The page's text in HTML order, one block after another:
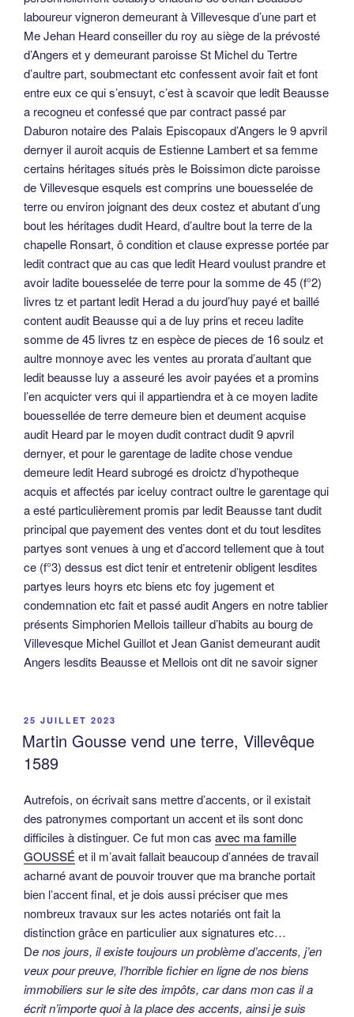
laboureur vigneron demeurant à Villevesque d’une part et
Me Jehan Heard conseiller du roy au siège de la prévosté
d’Angers et y demeurant paroisse St Michel du Tertre
d’aultre part, soubmectant etc confessent avoir fait et font
entre eux ce qui s’ensuyt, c’est à scavoir que ledit Beausse
a recogneu et confessé que par contract passé par
Daburon notaire des Palais Episcopaux d’Angers le 9 apvril
dernyer il auroit acquis de Estienne Lambert et sa femme
certains héritages situés près le Boissimon dicte paroisse
de Villevesque esquels est comprins une bouesselée de
terre ou environ joignant des deux costez et abutant d’ung
bout les héritages dudit Heard, d’aultre bout la terre de la
chapelle Ronsart, ô condition et clause expresse portée par
ledit contract que au cas que ledit Heard voulust prandre et
avoir ladite bouesselée de terre pour la somme de 45 (f°2)
livres tz et partant ledit Herad a du jourd’huy payé et baillé
content audit Beausse qui a de luy prins et receu ladite
somme de 45 livres tz en espèce de pieces de 16 soulz et
aultre monnoye avec les ventes au prorata d’aultant que
ledit beausse luy a asseuré les avoir payées et a promins
l’en acquicter vers qui il appartiendra et à ce moyen ladite
bouessellée de terre demeure bien et deument acquise
audit Heard par le moyen dudit contract dudit 9 apvril
dernyer, et pour le garentage de ladite chose vendue
demeure ledit Heard subrogé es droictz d’hypotheque
acquis et affectés par iceluy contract oultre le garentage qui
a esté particulièrement promis par ledit Beausse tant dudit
principal que payement des ventes dont et du tout lesdites
partyes sont venues à ung et d’accord tellement que à tout
ce (f°3) dessus est dict tenir et entretenir obligent lesdites
partyes leurs hoyrs etc biens etc foy jugement et
condemnation etc fait et passé audit Angers en notre tablier
présents Simphorien Mellois tailleur d’habits au bourg de
Villevesque Michel Guillot et Jean Ganist demeurant audit
Angers lesdits Beausse et Mellois ont dit ne savoir signer
PUBLIÉ
LE
25 JUILLET 2023
Martin Gousse vend une terre, Villevêque
1589
Autrefois, on écrivait sans mettre d’accents, or il existait
des patronymes comportant un accent et ils sont donc
difficiles à distinguer. Ce fut mon cas avec ma famille
GOUSSÉ et il m’avait fallait beaucoup d’années de travail
acharné avant de pouvoir trouver que ma branche portait
bien l’accent final, et je dois aussi préciser que mes
nombreux travaux sur les actes notariés ont fait la
distinction grâce en particulier aux signatures etc…
De nos jours, il existe toujours un problème d’accents, j’en
veux pour preuve, l’horrible fichier en ligne de nos biens
immobiliers sur le site des impôts, car dans mon cas il a
écrit n’importe quoi à la place des accents, ainsi je suis